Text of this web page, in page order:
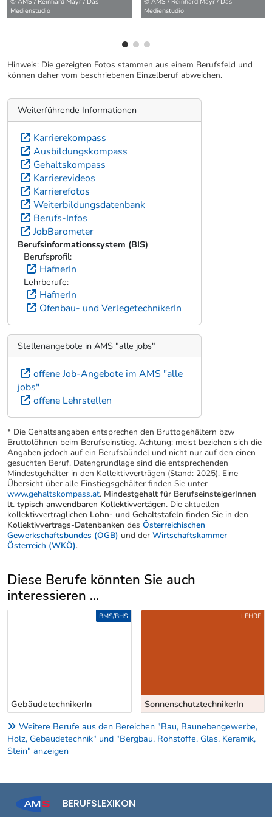
Medienstudio
Hinweis: Die gezeigten Fotos stammen aus einem Berufsfeld und
können daher vom beschriebenen Einzelberuf abweichen.
Weiterführende Informationen
Karrierekompass
Ausbildungskompass
Gehaltskompass
Karrierevideos
Karrierefotos
Weiterbildungsdatenbank
Berufs-Infos
JobBarometer
Berufsinformationssystem (BIS)
Berufsprofil:
HafnerIn
Lehrberufe:
HafnerIn
Ofenbau- und VerlegetechnikerIn
Stellenangebote in AMS "alle jobs"
offene Job-Angebote im AMS "alle
jobs"
offene Lehrstellen
* Die Gehaltsangaben entsprechen den Bruttogehältern bzw
Bruttolöhnen beim Berufseinstieg. Achtung: meist beziehen sich die
Angaben jedoch auf ein Berufsbündel und nicht nur auf den einen
gesuchten Beruf. Datengrundlage sind die entsprechenden
Mindestgehälter in den Kollektivverträgen (Stand: 2025). Eine
Übersicht über alle Einstiegsgehälter finden Sie unter
www.gehaltskompass.at. Mindestgehalt für BerufseinsteigerInnen
lt. typisch anwendbaren Kollektivvertägen. Die aktuellen
kollektivvertraglichen Lohn- und Gehaltstafeln finden Sie in den
Kollektivvertrags-Datenbanken des Österreichischen
Gewerkschaftsbundes (ÖGB) und der Wirtschaftskammer
Österreich (WKÖ).
Diese Berufe könnten Sie auch
interessieren ...
Uber weitere Berufsvorschläge
GebäudetechnikerIn
BMS/BHS
SonnenschutztechnikerIn
LEHRE
Weitere Berufe aus den Bereichen "Bau, Baunebengewerbe,
Holz, Gebäudetechnik" und "Bergbau, Rohstoffe, Glas, Keramik,
Stein" anzeigen
BERUFSLEXIKON